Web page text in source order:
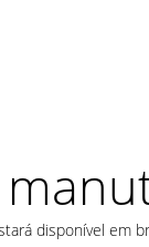
disponível em